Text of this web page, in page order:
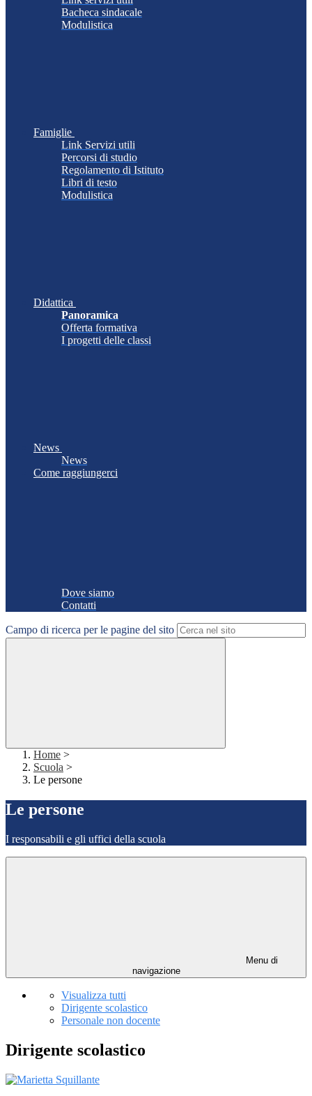
Bacheca sindacale
Modulistica
Famiglie
Link Servizi utili
Percorsi di studio
Regolamento di Istituto
Libri di testo
Modulistica
Didattica
Panoramica
Offerta formativa
I progetti delle classi
News
News
Come raggiungerci
Dove siamo
Contatti
Campo di ricerca per le pagine del sito
Home >
Scuola >
Le persone
Le persone
I responsabili e gli uffici della scuola
Menu di
navigazione
Visualizza tutti
Dirigente scolastico
Personale non docente
Dirigente scolastico